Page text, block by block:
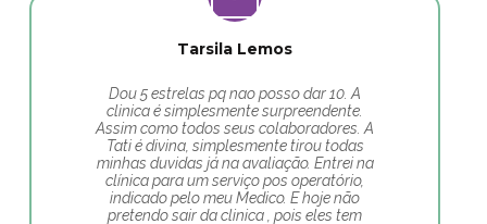
Tarsila Lemos
Dou 5 estrelas pq nao posso dar 10. A
clinica é simplesmente surpreendente.
Assim como todos seus colaboradores. A
Tati é divina, simplesmente tirou todas
minhas duvidas já na avaliação. Entrei na
clínica para um serviço pos operatório,
indicado pelo meu Medico. E hoje não
pretendo sair da clinica , pois eles tem